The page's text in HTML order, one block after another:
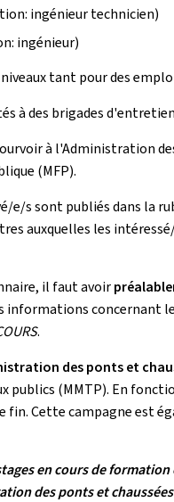
ingénieur technicien)
ingénieur)
tant pour des
à des brigades
à l'Administration
(MFP).
e/s sont publiés dans la
auxquelles les
il faut avoir
concernant
.
des ponts et
publics (MMTP). En
fin. Cette campagne est
en cours de
des ponts et